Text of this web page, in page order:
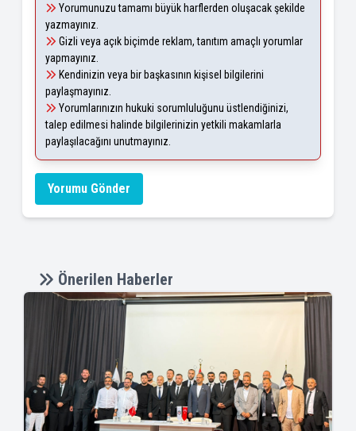
Yorumunuzu tamamı büyük harflerden oluşacak şekilde
yazmayınız.
Gizli veya açık biçimde reklam, tanıtım amaçlı yorumlar
yapmayınız.
Kendinizin veya bir başkasının kişisel bilgilerini
paylaşmayınız.
Yorumlarınızın hukuki sorumluluğunu üstlendiğinizi,
talep edilmesi halinde bilgilerinizin yetkili makamlarla
paylaşılacağını unutmayınız.
Yorumu Gönder
Önerilen Haberler